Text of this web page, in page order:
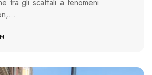
tra gli scaffali a fenomeni